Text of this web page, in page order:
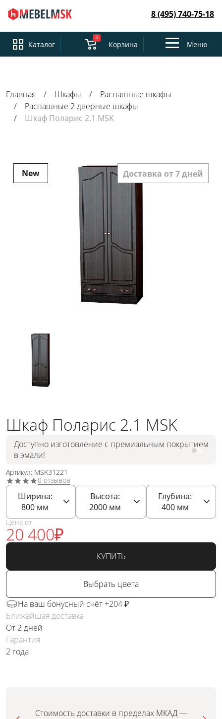
8 (495) 740-75-18
Каталог
0
Корзина
ToggleМеню
Главная Шкафы
Распашные шкафы
Распашные 2 дверные шкафы
Шкаф Поларис 2.1 MSK
New Доставка от 7 дней
Шкаф Поларис 2.1 MSK
Доступно изготовление с премиальным покрытием
в эмали!
Артикул: MSK31221
0 отзывов
Ширина:
800 мм
Высота:
2000мм
Глубина:
400мм
Цена от
20 400₽
КУПИТЬ
Выбрать цвета
На ваш бонусный счёт +204 ₽
Ближайшая доставка
От 2 дней
Гарантия
2 года
Стоимость доставки в пределах МКАД —